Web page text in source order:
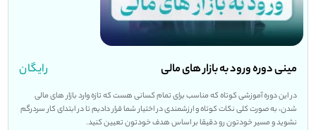
مینی دوره ورود به بازار های مالی رایگان
در این دوره آموزشی کوتاه که مناسب برای تمام کسانی هست که تازه وارد بازار های مالی
شدن، به صورت کلی نکات کوتاه و ارزشمندی در اختیار شما قرار دادیم تا در ابتدای کار سردرگم
نشوید و مسیر خودتون رو دقیقا بر اساس هدف خودتون تعیین کنید.